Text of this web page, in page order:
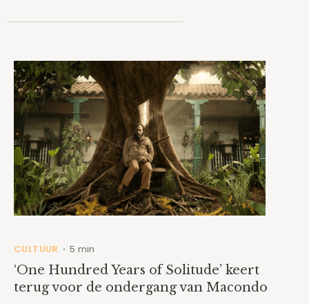
CULTUUR • 5 min
‘One Hundred Years of Solitude’ keert
terug voor de ondergang van Macondo